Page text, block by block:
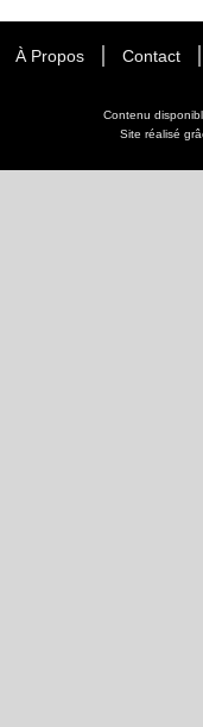
À Propos Contact
Contenu
Site réalisé